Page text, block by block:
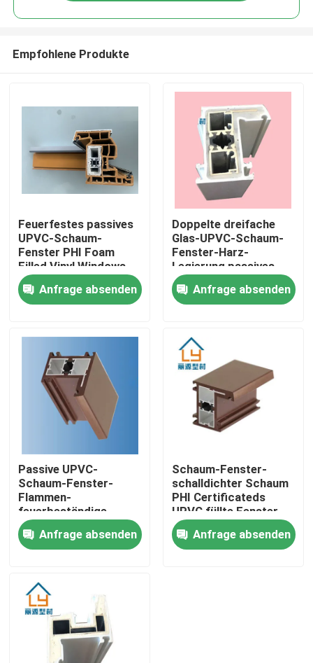
Haus
Produkte
Über uns
Fabrik-Ausflug
Qualitätskontrolle
Treten Sie mit uns in Verbindung
UPVC-Tür-Profile
UPVC-Fenster-Profile
Empfohlene Produkte
Feuerfestes passives
UPVC-Schaum-
Fenster PHI Foam
Filled Vinyl Windows
ISO9001
Anfrage absenden
Doppelte dreifache
Glas-UPVC-Schaum-
Fenster-Harz-
Legierung passives
Windows und Türen
Anfrage absenden
Passive UPVC-
Schaum-Fenster-
Flammen-
feuerbeständige
Wärmedämmung
fertigte besonders an
Anfrage absenden
Schaum-Fenster-
schalldichter Schaum
PHI Certificateds
UPVC füllte Fenster-
Rahmen
Anfrage absenden